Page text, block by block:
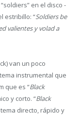
en el disco -
estribillo: “Soldiers be
valientes y volad a
van un poco
instrumental que
que es “Black
y corto. “Black
directo, rápido y